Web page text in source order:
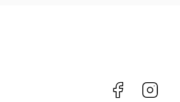
Facebook